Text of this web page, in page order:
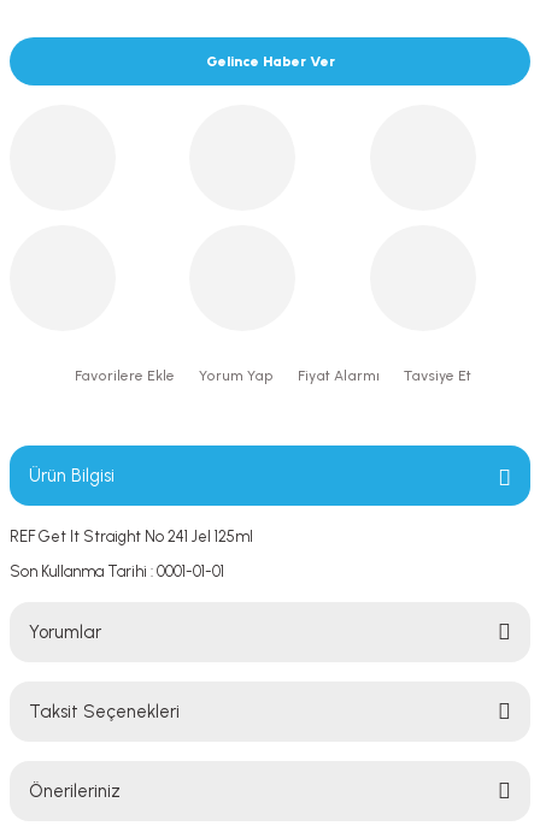
Gelince Haber Ver
Yorum Yap Fiyat Alarmı Tavsiye Et
Ürün Bilgisi
REF Get It Straight No 241 Jel 125ml
Son Kullanma Tarihi : 0001-01-01
Yorumlar
Taksit Seçenekleri
Önerileriniz